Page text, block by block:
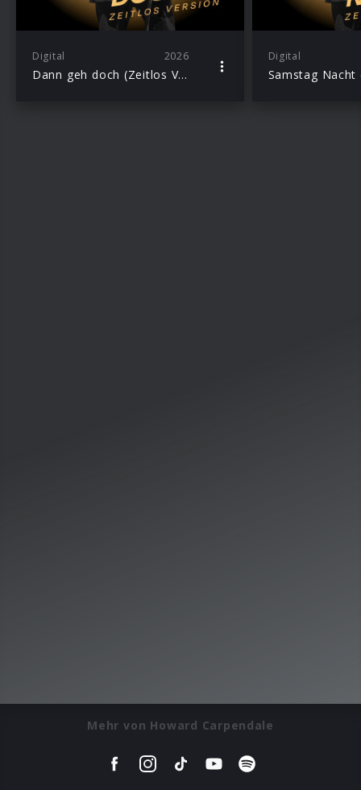
Digital 2026
Dann geh doch (Zeitlos Version)
Digital
Mehr von Howard Carpendale